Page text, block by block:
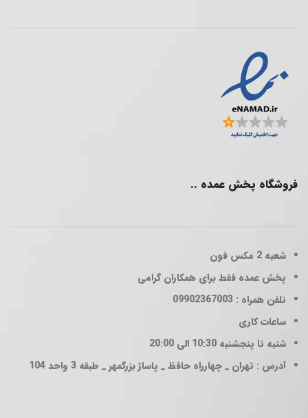
فروشگاه پخش عمده ..
شعبه 2
مکس فون
پخش عمده فقط برای همکاران گرامی
تلفن همراه : 09902367003
ساعات کاری
شنبه تا پنجشنبه 10:30 الی 20:00
آدرس : تهران _ چهارراه حافظ _ پاساژ بزرگمهر _ طبقه 3 واحد 104